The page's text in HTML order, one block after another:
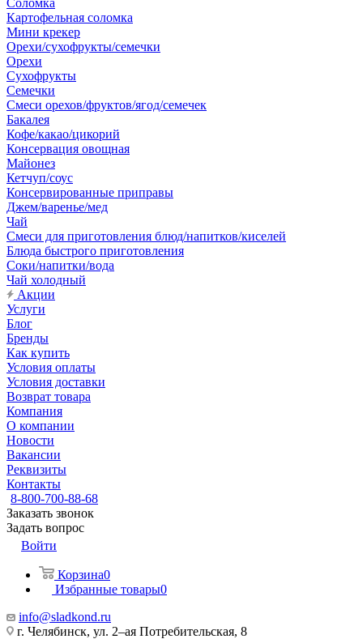
Соломка
Картофельная соломка
Мини крекер
Орехи/сухофрукты/семечки
Орехи
Сухофрукты
Семечки
Смеси орехов/фруктов/ягод/семечек
Бакалея
Кофе/какао/цикорий
Консервация овощная
Майонез
Кетчуп/соус
Консервированные приправы
Джем/варенье/мед
Чай
Смеси для приготовления блюд/напитков/киселей
Блюда быстрого приготовления
Соки/напитки/вода
Чай холодный
Акции
Услуги
Блог
Бренды
Как купить
Условия оплаты
Условия доставки
Возврат товара
Компания
О компании
Новости
Вакансии
Реквизиты
Контакты
8-800-700-88-68
Заказать звонок
Задать вопрос
Войти
Корзина0
Избранные товары0
info@sladkond.ru
г. Челябинск, ул. 2–ая Потребительская, 8